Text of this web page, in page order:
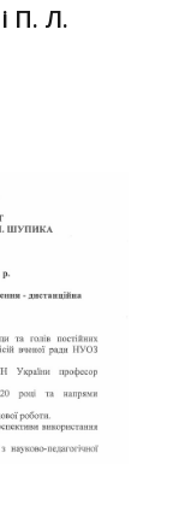
П. Л.